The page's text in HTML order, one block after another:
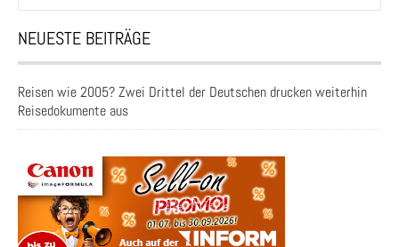
NEUESTE BEITRÄGE
Reisen wie 2005? Zwei Drittel der Deutschen drucken weiterhin
Reisedokumente aus